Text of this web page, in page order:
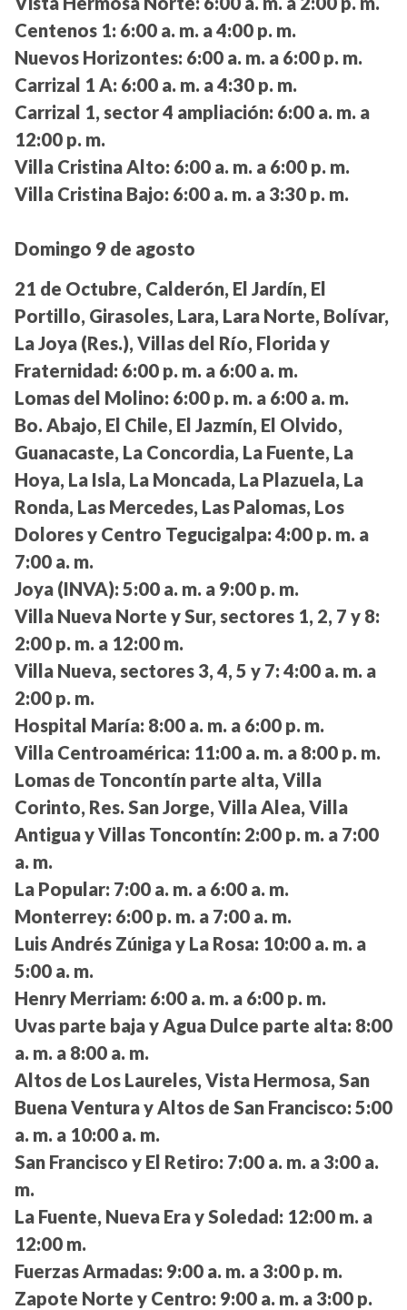
Centenos 1: 6:00 a. m. a 4:00 p. m.
Nuevos Horizontes: 6:00 a. m. a 6:00 p. m.
Carrizal 1 A: 6:00 a. m. a 4:30 p. m.
Carrizal 1, sector 4 ampliación: 6:00 a. m. a
12:00 p. m.
Villa Cristina Alto: 6:00 a. m. a 6:00 p. m.
Villa Cristina Bajo: 6:00 a. m. a 3:30 p. m.
Domingo 9 de agosto
21 de Octubre, Calderón, El Jardín, El
Portillo, Girasoles, Lara, Lara Norte, Bolívar,
La Joya (Res.), Villas del Río, Florida y
Fraternidad: 6:00 p. m. a 6:00 a. m.
Lomas del Molino: 6:00 p. m. a 6:00 a. m.
Bo. Abajo, El Chile, El Jazmín, El Olvido,
Guanacaste, La Concordia, La Fuente, La
Hoya, La Isla, La Moncada, La Plazuela, La
Ronda, Las Mercedes, Las Palomas, Los
Dolores y Centro Tegucigalpa: 4:00 p. m. a
7:00 a. m.
Joya (INVA): 5:00 a. m. a 9:00 p. m.
Villa Nueva Norte y Sur, sectores 1, 2, 7 y 8:
2:00 p. m. a 12:00 m.
Villa Nueva, sectores 3, 4, 5 y 7: 4:00 a. m. a
2:00 p. m.
Hospital María: 8:00 a. m. a 6:00 p. m.
Villa Centroamérica: 11:00 a. m. a 8:00 p. m.
Lomas de Toncontín parte alta, Villa
Corinto, Res. San Jorge, Villa Alea, Villa
Antigua y Villas Toncontín: 2:00 p. m. a 7:00
a. m.
La Popular: 7:00 a. m. a 6:00 a. m.
Monterrey: 6:00 p. m. a 7:00 a. m.
Luis Andrés Zúniga y La Rosa: 10:00 a. m. a
5:00 a. m.
Henry Merriam: 6:00 a. m. a 6:00 p. m.
Uvas parte baja y Agua Dulce parte alta: 8:00
a. m. a 8:00 a. m.
Altos de Los Laureles, Vista Hermosa, San
Buena Ventura y Altos de San Francisco: 5:00
a. m. a 10:00 a. m.
San Francisco y El Retiro: 7:00 a. m. a 3:00 a.
m.
La Fuente, Nueva Era y Soledad: 12:00 m. a
12:00 m.
Fuerzas Armadas: 9:00 a. m. a 3:00 p. m.
Zapote Norte y Centro: 9:00 a. m. a 3:00 p.